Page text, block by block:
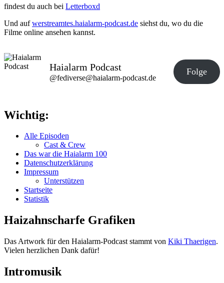
findest du auch bei Letterboxd
Und aufwerstreamtes.haialarm-podcast.de siehst du, wo du die
Filme online ansehen kannst.
Haialarm Podcast
@fediverse@haialarm-podcast.de
Folge
Wichtig:
Alle Episoden
Cast & Crew
Das war die Haialarm 100
Datenschutzerklärung
Impressum
Unterstützen
Startseite
Statistik
Haizahnscharfe Grafiken
Das Artwork für den Haialarm-Podcast stammt von Kiki Thaerigen.
Vielen herzlichen Dank dafür!
Intromusik